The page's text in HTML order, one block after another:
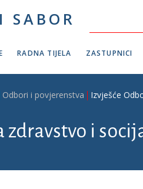
SABOR
RADNA TIJELA ZASTUPNICI
Odbori i povjerenstva Izvješće
zdravstvo i